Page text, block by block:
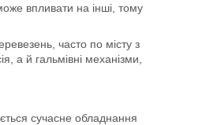
впливати на інші, тому
часто по місту з
а й гальмівні механізми,
сучасне обладнання